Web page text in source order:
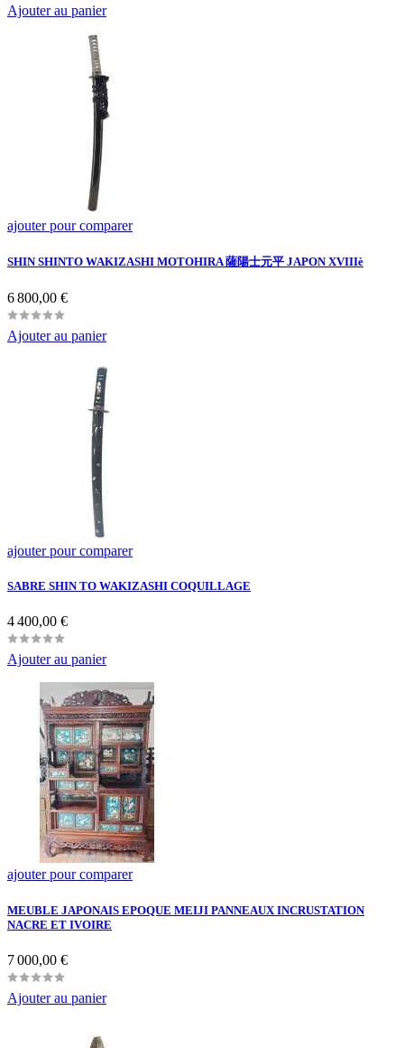
Ajouter au panier
ajouter pour comparer
SHIN SHINTO WAKIZASHI MOTOHIRA 薩陽士元平 JAPON XVIIIè
Prix
6 800,00 €
Ajouter au panier
ajouter pour comparer
SABRE SHIN TO WAKIZASHI COQUILLAGE
Prix
4 400,00 €
Ajouter au panier
ajouter pour comparer
MEUBLE JAPONAIS EPOQUE MEIJI PANNEAUX INCRUSTATION
NACRE ET IVOIRE
Prix
7 000,00 €
Ajouter au panier